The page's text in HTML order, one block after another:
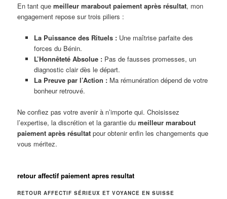
En tant quemeilleur marabout paiement après résultat, mon
engagement repose sur trois piliers :
La Puissance des Rituels :Une maîtrise parfaite des
forces du Bénin.
L’Honnêteté Absolue :Pas de fausses promesses, un
diagnostic clair dès le départ.
La Preuve par l’Action :Ma rémunération dépend de votre
bonheur retrouvé.
Ne confiez pas votre avenir à n’importe qui. Choisissez
l’expertise, la discrétion et la garantie dumeilleur marabout
paiement après résultat pour obtenir enfin les changements que
vous méritez.
retour affectif paiement apres resultat
RETOUR AFFECTIF SÉRIEUX ET VOYANCE EN SUISSE